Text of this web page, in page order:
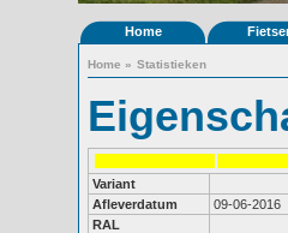
Home
Home » Statistieken
Variant
Afleverdatum
09-06-2016
RAL